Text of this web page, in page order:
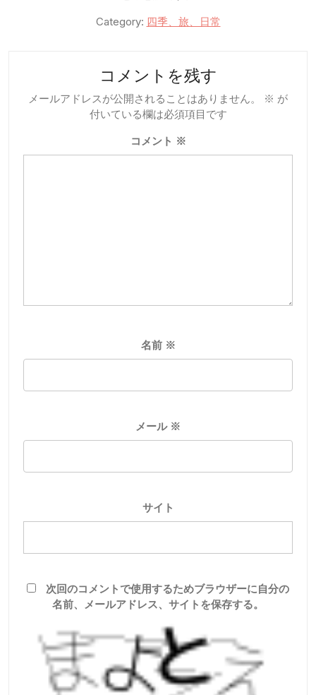
Category: 四季、旅、日常
コメントを残す
メールアドレスが公開されることはありません。 ※ が
付いている欄は必須項目です
コメント ※
名前 ※
メール ※
サイト
次回のコメントで使用するためブラウザーに自分の
名前、メールアドレス、サイトを保存する。